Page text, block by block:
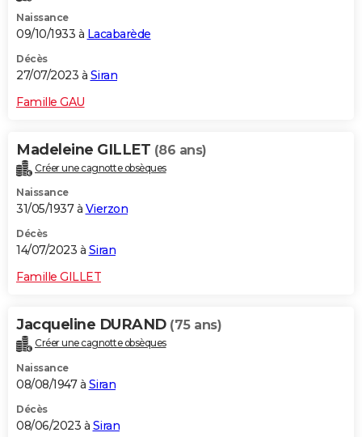
Naissance
09/10/1933 à Lacabarède
Décès
27/07/2023 à Siran
Famille GAU
Madeleine GILLET (86 ans)
Créer une cagnotte obsèques
Naissance
31/05/1937 à Vierzon
Décès
14/07/2023 à Siran
Famille GILLET
Jacqueline DURAND (75 ans)
Créer une cagnotte obsèques
Naissance
08/08/1947 à Siran
Décès
08/06/2023 à Siran